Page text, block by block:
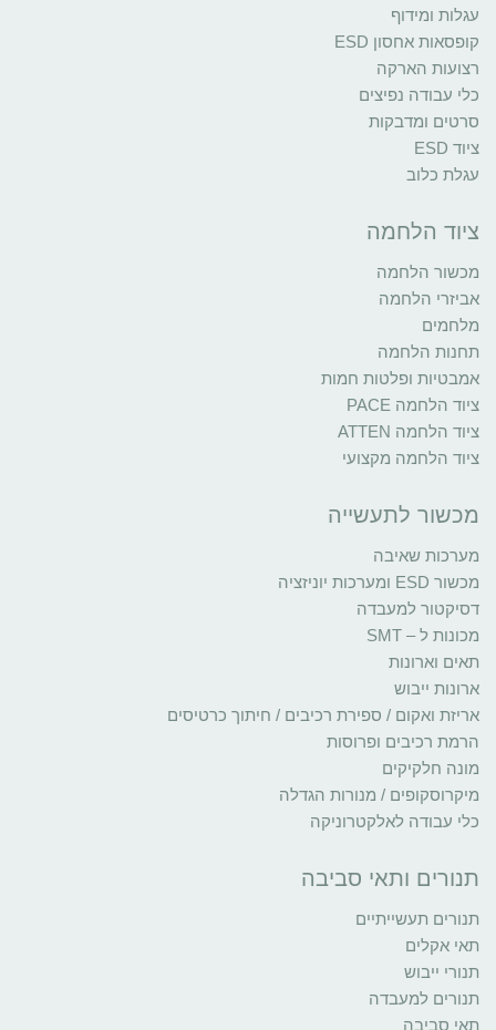
עגלות ומידוף
קופסאות אחסון ESD
רצועות הארקה
כלי עבודה נפיצים
סרטים ומדבקות
ציוד ESD
עגלת כלוב
ציוד הלחמה
מכשור הלחמה
אביזרי הלחמה
מלחמים
תחנות הלחמה
אמבטיות ופלטות חמות
ציוד הלחמה PACE
ציוד הלחמה ATTEN
ציוד הלחמה מקצועי
מכשור לתעשייה
מערכות שאיבה
מכשור ESD ומערכות יוניזציה
דסיקטור למעבדה
מכונות ל – SMT
תאים וארונות
ארונות ייבוש
אריזת ואקום / ספירת רכיבים / חיתוך כרטיסים
הרמת רכיבים ופרוסות
מונה חלקיקים
מיקרוסקופים / מנורות הגדלה
כלי עבודה לאלקטרוניקה
תנורים ותאי סביבה
תנורים תעשייתיים
תאי אקלים
תנורי ייבוש
תנורים למעבדה
תאי סביבה